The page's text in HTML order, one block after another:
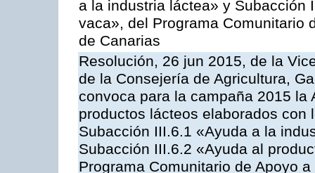
a la industria láctea» y Subacción
vaca», del Programa Comunitario
de Canarias
Resolución, 26 jun 2015, de la
de la Consejería de Agricultura,
convoca para la campaña 2015
productos lácteos elaborados
Subacción III.6.1 «Ayuda a la
Subacción III.6.2 «Ayuda al
Programa Comunitario de Apoyo